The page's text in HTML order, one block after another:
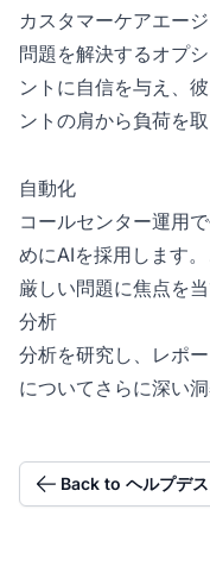
カスタマーケアエー
問題を解決するオプ
ントに自信を与え、
ントの肩から負荷を取
自動化
コールセンター運用
めにAIを採用します
厳しい問題に焦点を
分析
分析を研究し、レポ
についてさらに深い洞
Back to ヘルプデ